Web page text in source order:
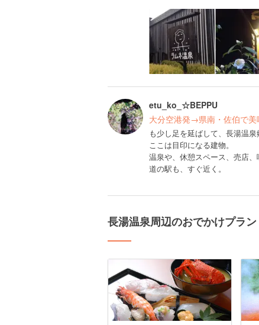
etu_ko_☆BEPPU
大分空港発→県南・佐伯で美
も少し足を延ばして、長湯温
ここは目印になる建物。
温泉や、休憩スペース、売店、
道の駅も、すぐ近く。
長湯温泉周辺のおでかけプラン